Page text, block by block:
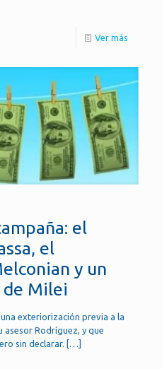
Ver más
el
el
y un
de Milei
exteriorización previa a la
Rodríguez, y que
sin declarar. […]